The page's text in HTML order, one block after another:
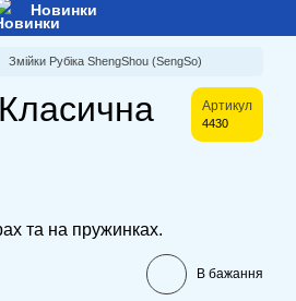
Новинки
Змійки Рубіка ShengShou (SengSo)
Артикул
4430
та на пружинках.
В бажання